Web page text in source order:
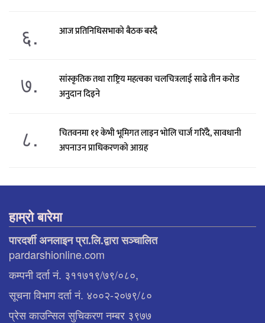
६. आज प्रतिनिधिसभाको बैठक बस्दै
७.
सांस्कृतिक तथा राष्ट्रिय महत्वका चलचित्रलाई साढे तीन करोड
अनुदान दिइने
८.
चितवनमा ११ केभी भूमिगत लाइन भोलि चार्ज गरिँदै, सावधानी
अपनाउन प्राधिकरणको आग्रह
हाम्रो बारेमा
पारदर्शी अनलाइन प्रा.लि.द्वारा सञ्चालित
pardarshionline.com
कम्पनी दर्ता नं. ३११७१९/७९/०८०,
सूचना विभाग दर्ता नं. ४००२-२०७९/८०
प्रेस काउन्सिल सुचिकरण नम्बर ३९७७